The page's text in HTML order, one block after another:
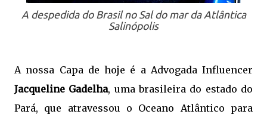
A despedida do Brasil no Sal do mar da Atlântica
Salinópolis
A nossa Capa de hoje é a Advogada Influencer
Jacqueline Gadelha, uma brasileira do estado do
Pará, que atravessou o Oceano Atlântico para